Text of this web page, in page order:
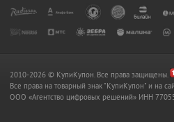
2010-2026 © КупиКупон. Все права защищены.
Все права на товарный знак "КупиКупон" и на
OOO «Агентство цифровых решений» ИНН